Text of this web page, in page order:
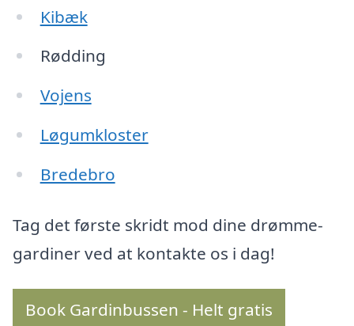
Kibæk
Rødding
Vojens
Løgumkloster
Bredebro
Tag det første skridt mod dine drømme-
gardiner ved at kontakte os i dag!
Book Gardinbussen - Helt gratis